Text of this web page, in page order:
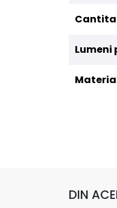
Lumeni
DIN